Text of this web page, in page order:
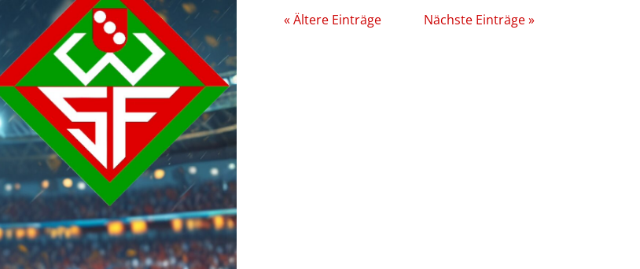
« Ältere Einträge Nächste Einträge »